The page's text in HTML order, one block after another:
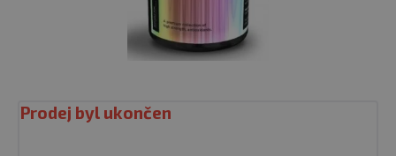
Prodej byl ukončen